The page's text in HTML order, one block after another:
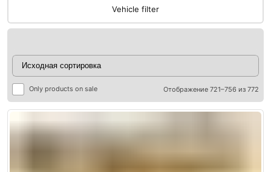
Vehicle filter
Only products on sale Отображение 721–756 из 772